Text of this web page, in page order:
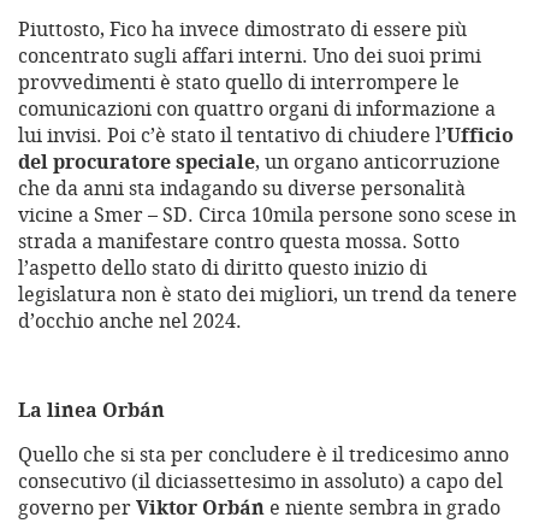
Piuttosto, Fico ha invece dimostrato di essere più
concentrato sugli affari interni. Uno dei suoi primi
provvedimenti è stato quello di interrompere le
comunicazioni con quattro organi di informazione a
lui invisi. Poi c’è stato il tentativo di chiudere l’Ufficio
del procuratore speciale, un organo anticorruzione
che da anni sta indagando su diverse personalità
vicine a Smer – SD. Circa 10mila persone sono scese in
strada a manifestare contro questa mossa. Sotto
l’aspetto dello stato di diritto questo inizio di
legislatura non è stato dei migliori, un trend da tenere
d’occhio anche nel 2024.
La linea Orbán
Quello che si sta per concludere è il tredicesimo anno
consecutivo (il diciassettesimo in assoluto) a capo del
governo perViktor Orbán e niente sembra in grado